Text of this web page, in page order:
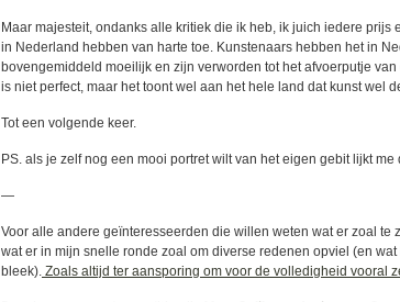
Maar majesteit, ondanks alle kritiek die ik heb, ik juich iedere
in Nederland hebben van harte toe. Kunstenaars hebben het in
bovengemiddeld moeilijk en zijn verworden tot het afvoerputje
is niet perfect, maar het toont wel aan het hele land dat kunst wel
Tot een volgende keer.
PS. als je zelf nog een mooi portret wilt van het eigen gebit lijkt
—
Voor alle andere geïnteresseerden die willen weten wat er zoal
wat er in mijn snelle ronde zoal om diverse redenen opviel (en
bleek). Zoals altijd ter aansporing om voor de volledigheid vooral